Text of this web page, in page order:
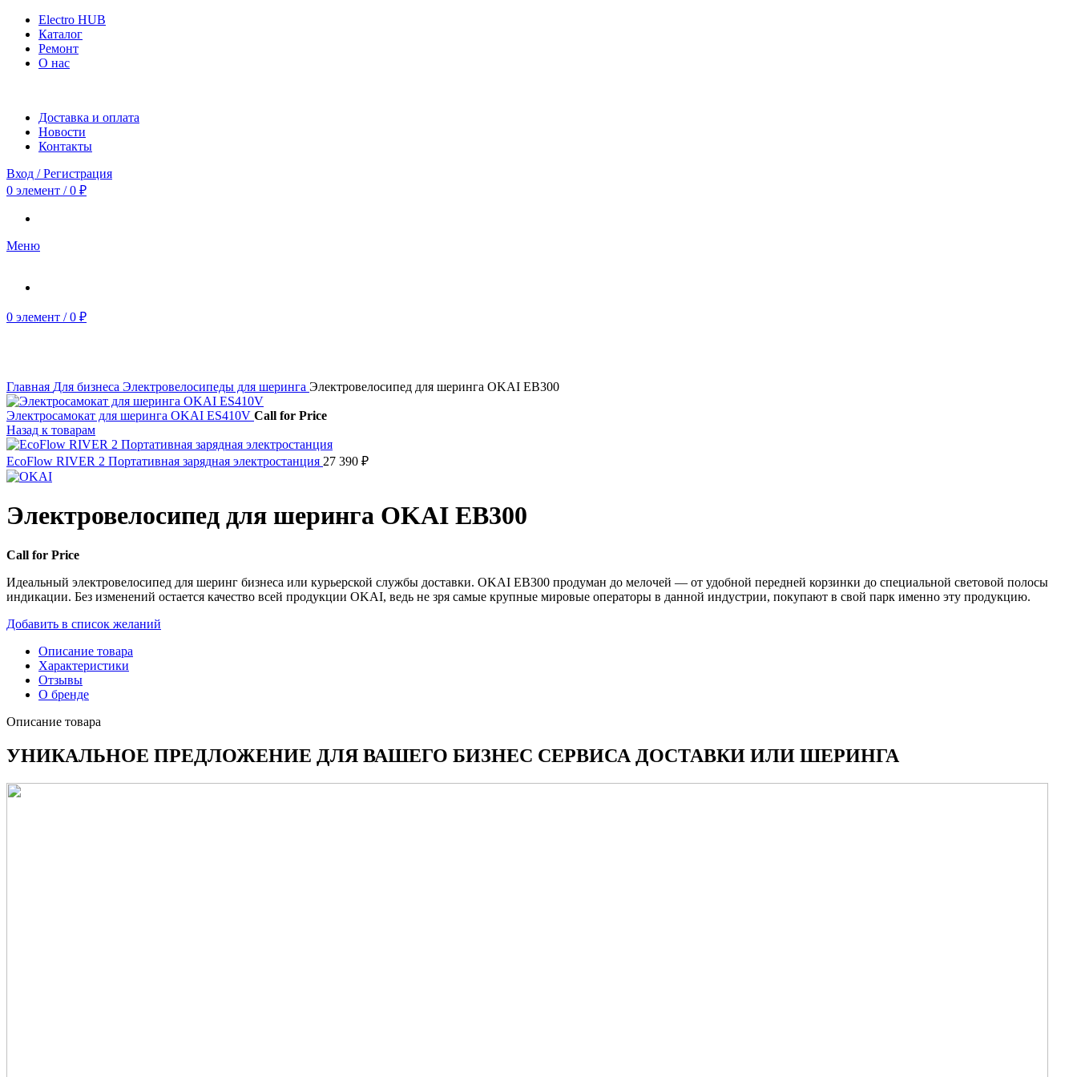
Electro HUB
Каталог
Ремонт
О нас
Доставка и оплата
Новости
Контакты
Вход / Регистрация
0 элемент / 0 ₽
Меню
0 элемент / 0 ₽
Главная Для бизнеса Электровелосипеды для шеринга Электровелосипед для шеринга OKAI EB300
Электросамокат для шеринга OKAI ES410V Call for Price
Назад к товарам
EcoFlow RIVER 2 Портативная зарядная электростанция 27 390 ₽
Электровелосипед для шеринга OKAI EB300
Call for Price
Идеальный электровелосипед для шеринг бизнеса или курьерской службы доставки. OKAI EB300 продуман до мелочей — от удобной передней корзинки до специальной световой полосы
индикации. Без изменений остается качество всей продукции OKAI, ведь не зря самые крупные мировые операторы в данной индустрии, покупают в свой парк именно эту продукцию.
Добавить в список желаний
Описание товара
Характеристики
Отзывы
О бренде
Описание товара
УНИКАЛЬНОЕ ПРЕДЛОЖЕНИЕ ДЛЯ ВАШЕГО БИЗНЕС СЕРВИСА ДОСТАВКИ ИЛИ ШЕРИНГА